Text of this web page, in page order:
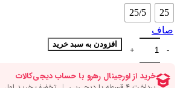
25
25/5
صاف
افزودن به سبد خرید